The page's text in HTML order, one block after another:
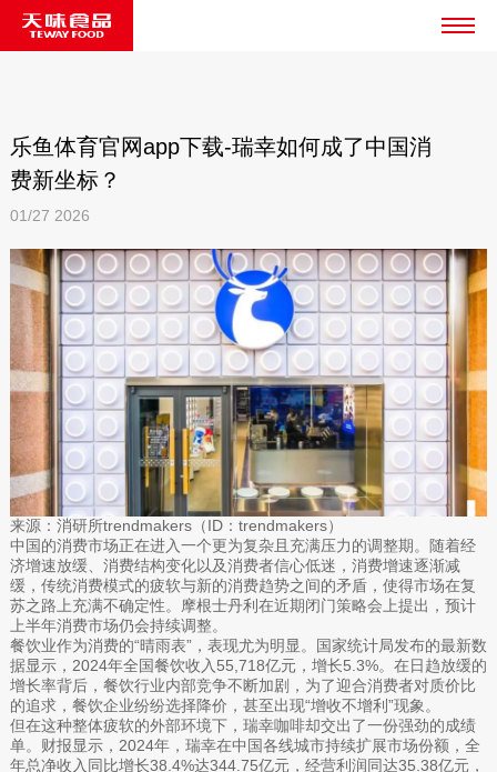
乐鱼体育官网app下载-瑞幸如何成了中国消
费新坐标？
01/27 2026
来源：消研所trendmakers（ID：trendmakers）
中国的消费市场正在进入一个更为复杂且充满压力的调整期。随着经
济增速放缓、消费结构变化以及消费者信心低迷，消费增速逐渐减
缓，传统消费模式的疲软与新的消费趋势之间的矛盾，使得市场在复
苏之路上充满不确定性。摩根士丹利在近期闭门策略会上提出，预计
上半年消费市场仍会持续调整。
餐饮业作为消费的“晴雨表”，表现尤为明显。国家统计局发布的最新数
据显示，2024年全国餐饮收入55,718亿元，增长5.3%。在日趋放缓的
增长率背后，餐饮行业内部竞争不断加剧，为了迎合消费者对质价比
的追求，餐饮企业纷纷选择降价，甚至出现“增收不增利”现象。
但在这种整体疲软的外部环境下，瑞幸咖啡却交出了一份强劲的成绩
单。财报显示，2024年，瑞幸在中国各线城市持续扩展市场份额，全
年总净收入同比增长38.4%达344.75亿元，经营利润同达35.38亿元，